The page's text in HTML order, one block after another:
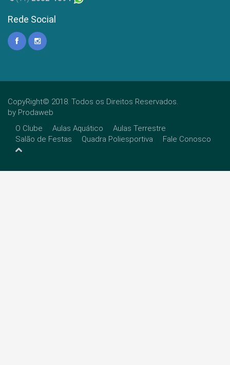
Rede Social
CopyRight© 2018. Todos os Direitos Reservados.
by Prodaweb
O Clube
Aulas Aquático
Aulas Terrestre
Salão de Festas
Quadra Poliesportiva Fale Conosco